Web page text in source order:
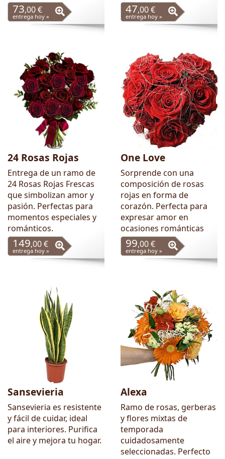
73,00 €
entrega hoy »
47,00 €
entrega hoy »
24 Rosas Rojas
Entrega de un ramo de
24 Rosas Rojas Frescas
que simbolizan amor y
pasión. Perfectas para
momentos especiales y
románticos.
149,00 €
entrega hoy »
One Love
Sorprende con una
composición de rosas
rojas en forma de
corazón. Perfecta para
expresar amor en
ocasiones románticas
99,00 €
entrega hoy »
Sansevieria
Sansevieria es resistente
y fácil de cuidar, ideal
para interiores. Purifica
el aire y mejora tu hogar.
Alexa
Ramo de rosas, gerberas
y flores mixtas de
temporada
cuidadosamente
seleccionadas. Perfecto